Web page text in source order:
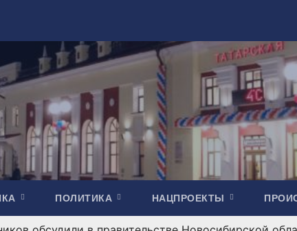
ПОЛИТИКА НАЦПРОЕКТЫ